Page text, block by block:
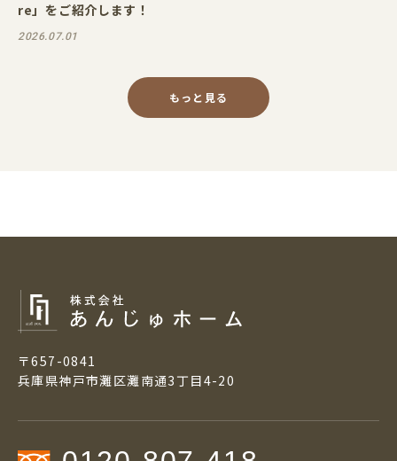
re」をご紹介します！
2026.07.01
もっと見る
〒657-0841
兵庫県神戸市灘区灘南通3丁目4-20